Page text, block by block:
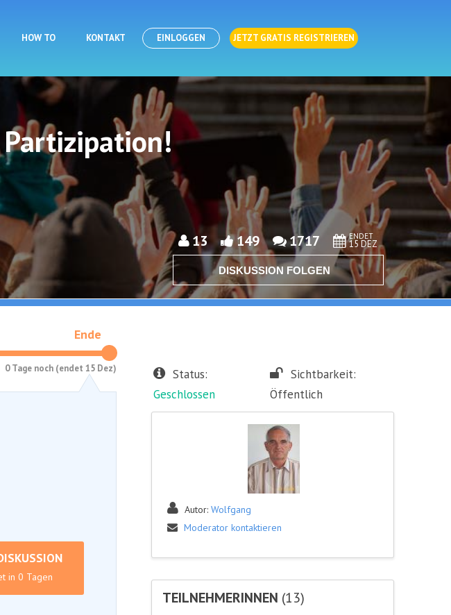
HOW TO KONTAKT EINLOGGEN JETZT GRATIS REGISTRIEREN
13 149 1717 ENDET
15 DEZ
DISKUSSION FOLGEN
Ende
0 Tage noch (endet 15 Dez)
in 0 Tagen
Status:
Geschlossen
Sichtbarkeit:
Öffentlich
Autor: Wolfgang
Moderator kontaktieren
TEILNEHMERINNEN (13)